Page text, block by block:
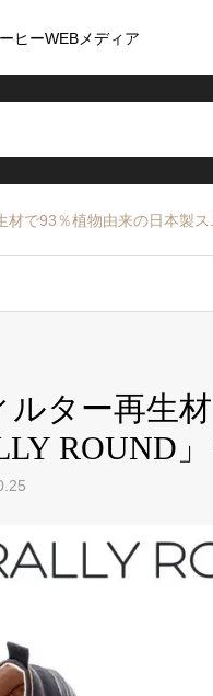
ヒーWEBメディア
材で93％植物由来の日本製
ター再生
ROUND